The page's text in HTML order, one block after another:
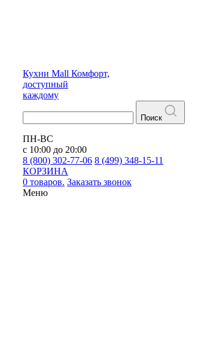
Кухни Mall Комфорт,
доступный
каждому
Поиск
ПН-ВС
с 10:00 до 20:00
8 (800) 302-77-06 8 (499) 348-15-11
КОРЗИНА
0 товаров. Заказать звонок
Меню